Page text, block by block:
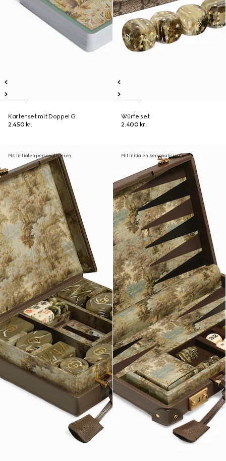
Kartenset mit Doppel G
2.450 kr.
Würfelset
2.400 kr.
Mit Initialen personalisieren Mit Initialen personalisieren